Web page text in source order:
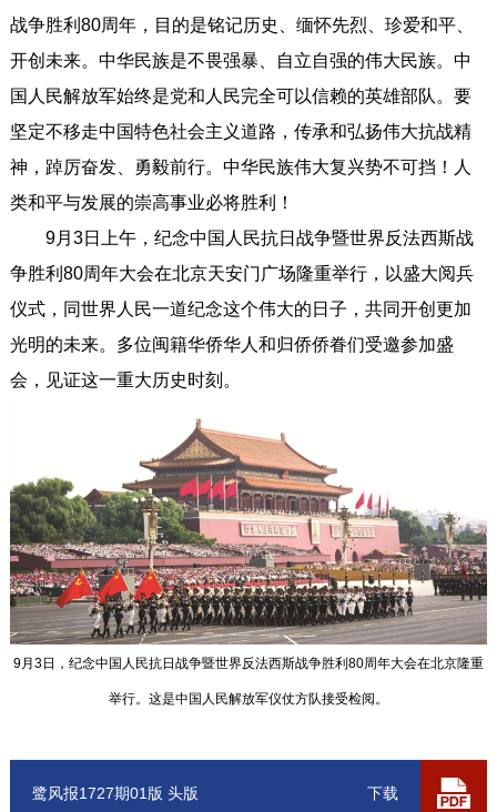
战争胜利80周年，目的是铭记历史、缅怀先烈、珍爱和平、
开创未来。中华民族是不畏强暴、自立自强的伟大民族。中
国人民解放军始终是党和人民完全可以信赖的英雄部队。要
坚定不移走中国特色社会主义道路，传承和弘扬伟大抗战精
神，踔厉奋发、勇毅前行。中华民族伟大复兴势不可挡！人
类和平与发展的崇高事业必将胜利！
9月3日上午，纪念中国人民抗日战争暨世界反法西斯战
争胜利80周年大会在北京天安门广场隆重举行，以盛大阅兵
仪式，同世界人民一道纪念这个伟大的日子，共同开创更加
光明的未来。多位闽籍华侨华人和归侨侨眷们受邀参加盛
会，见证这一重大历史时刻。
9月3日，纪念中国人民抗日战争暨世界反法西斯战争胜利80周年大会在北京隆重
举行。这是中国人民解放军仪仗方队接受检阅。
下载
鹭风报1727期01版 头版